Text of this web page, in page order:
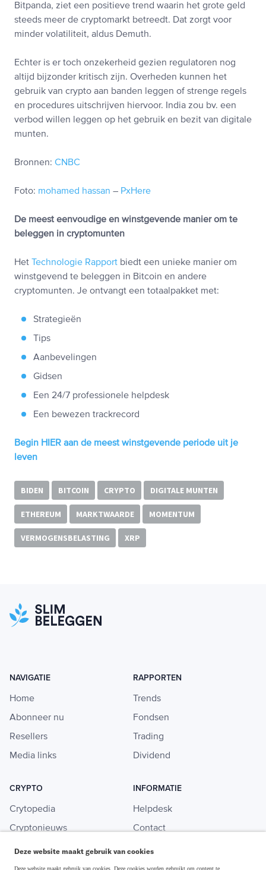
Bitpanda, ziet een positieve trend waarin het grote geld
steeds meer de cryptomarkt betreedt. Dat zorgt voor
minder volatiliteit, aldus Demuth.
Echter is er toch onzekerheid gezien regulatoren nog
altijd bijzonder kritisch zijn. Overheden kunnen het
gebruik van crypto aan banden leggen of strenge regels
en procedures uitschrijven hiervoor. India zou bv. een
verbod willen leggen op het gebruik en bezit van digitale
munten.
Bronnen: CNBC
Foto: mohamed hassan – PxHere
De meest eenvoudige en winstgevende manier om te
beleggen in cryptomunten
Het Technologie Rapport biedt een unieke manier om
winstgevend te beleggen in Bitcoin en andere
cryptomunten. Je ontvangt een totaalpakket met:
Strategieën
Tips
Aanbevelingen
Gidsen
Een 24/7 professionele helpdesk
Een bewezen trackrecord
Begin HIER aan de meest winstgevende periode uit je
leven
BIDEN BITCOIN CRYPTO DIGITALE MUNTEN
ETHEREUM MARKTWAARDE MOMENTUM
VERMOGENSBELASTING XRP
NAVIGATIE
Home
Abonneer nu
Resellers
Media links
RAPPORTEN
Trends
Fondsen
Trading
Dividend
CRYPTO
Crytopedia
Cryptonieuws
Crypto koopgids
Investeren in crypto
INFORMATIE
Helpdesk
Contact
Adverteren
Deze website maakt gebruik van cookies
Deze website maakt gebruik van cookies. Deze cookies worden gebruikt om content te